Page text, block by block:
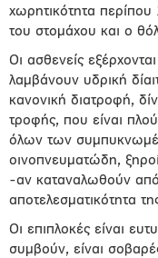
χωρητικότητα
του στομάχου και ο
Οι ασθενείς
λαμβάνουν υδρική
κανονική διατροφή,
τροφής, που είναι
όλων των
οινοπνευματώδη,
-αν καταναλωθούν
αποτελεσματικότητα
Οι επιπλοκές είναι
συμβούν, είναι